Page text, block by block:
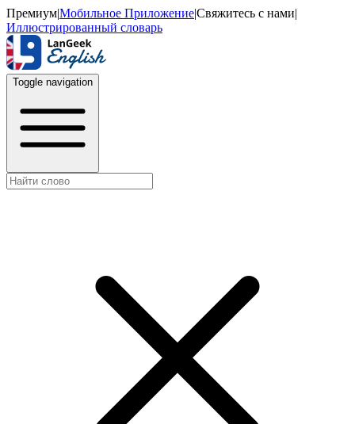
Премиум|Мобильное Приложение|Свяжитесь с нами|
Иллюстрированный словарь
Toggle navigation